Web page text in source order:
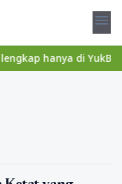
menu
hanya di